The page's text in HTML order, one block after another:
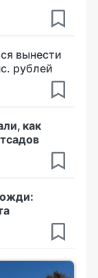
вынести
рублей
как